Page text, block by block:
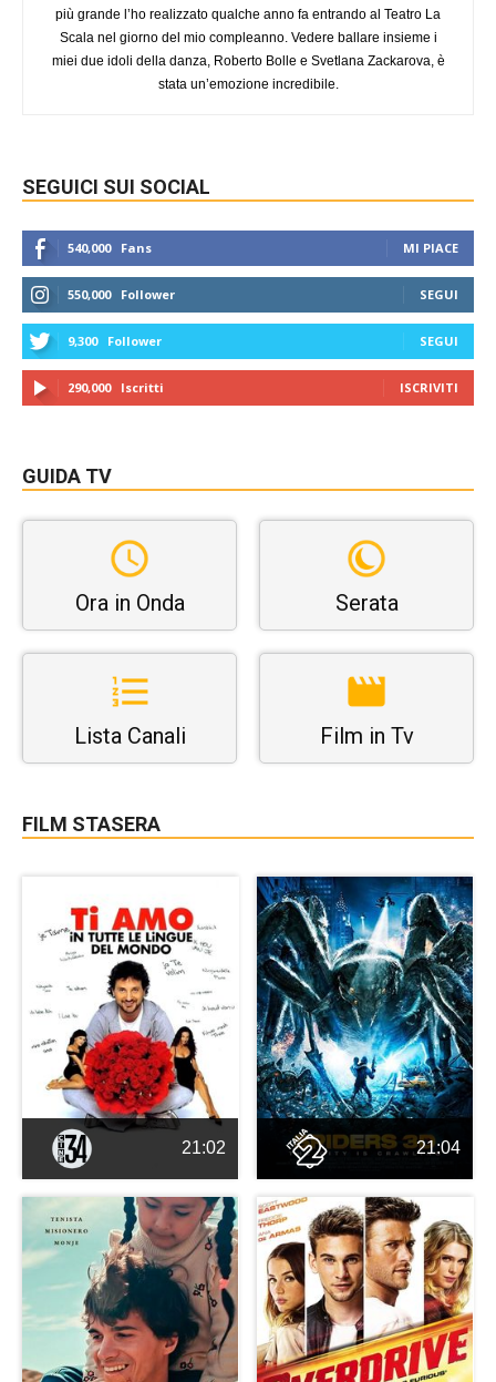
più grande l’ho realizzato qualche anno fa entrando al Teatro La
Scala nel giorno del mio compleanno. Vedere ballare insieme i
miei due idoli della danza, Roberto Bolle e Svetlana Zackarova, è
stata un’emozione incredibile.
SEGUICI SUI SOCIAL
540,000 Fans MI PIACE
550,000 Follower SEGUI
9,300 Follower SEGUI
290,000 Iscritti ISCRIVITI
GUIDA TV
Ora in Onda Serata
Lista Canali Film in Tv
FILM STASERA
21:02 21:04